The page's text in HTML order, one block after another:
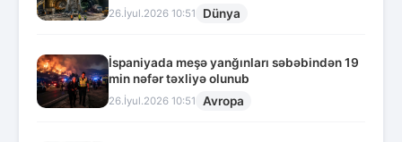
26.İyul.2026 10:51 Dünya
İspaniyada meşə yanğınları səbəbindən 19
min nəfər təxliyə olunub
26.İyul.2026 10:51 Avropa